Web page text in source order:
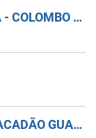
AUXILIAR DE LOGÍSTICA - COLOMBO - PR
Operador De Caixa - ATACADÃO GUARULHOS BONSUCESSO